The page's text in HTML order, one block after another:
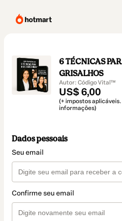
6 TÉCNICAS
GRISALHOS
Autor: Código Vital™
US$ 6,00
(+ impostos aplicáveis.
informações)
Dados pessoais
Seu email
Confirme seu email